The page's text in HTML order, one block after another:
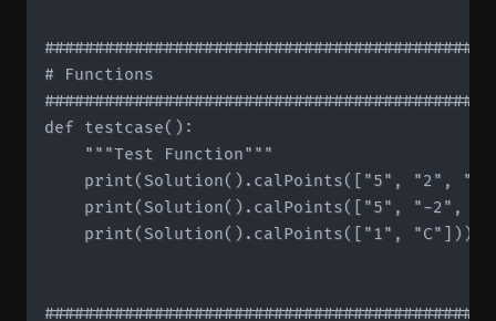
# Functions
def testcase():
    """Test Function"""
print(Solution().calPoints(["5", "2",
print(Solution().calPoints(["5", "-2",
print(Solution().calPoints(["1", "C"]))